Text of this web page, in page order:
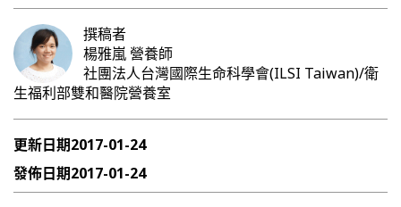
撰稿者
楊雅嵐 營養師
社團法人台灣國際生命科學會(ILSI Taiwan)/衛
生福利部雙和醫院營養室
更新日期2017-01-24
發佈日期2017-01-24